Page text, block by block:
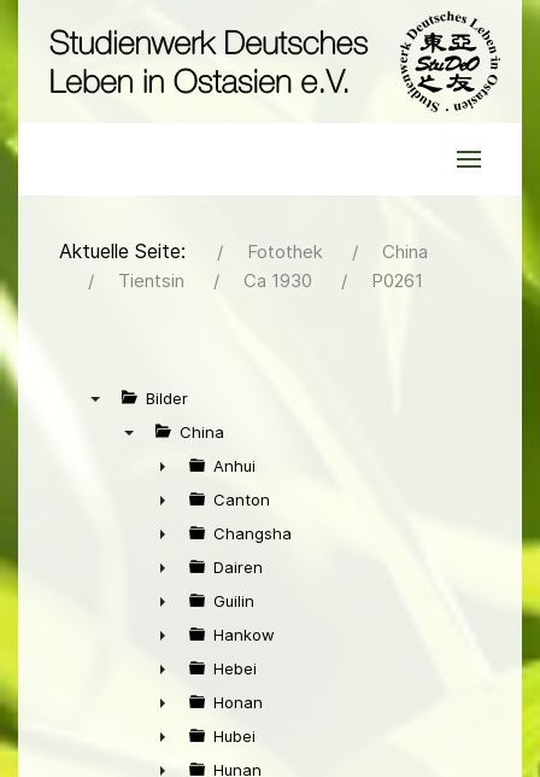
Aktuelle Seite: Fotothek
China
Tientsin
Ca 1930 P0261
Bilder
China
►
Anhui
►
Canton
►
Changsha
►
Dairen
►
Guilin
►
Hankow
►
Hebei
►
Honan
►
Hubei
Hunan